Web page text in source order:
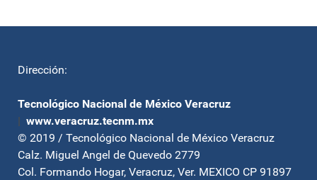
Dirección:
Tecnológico Nacional de México Veracruz
| www.veracruz.tecnm.mx
© 2019 / Tecnológico Nacional de México Veracruz
Calz. Miguel Angel de Quevedo 2779
Col. Formando Hogar, Veracruz, Ver. MEXICO CP 91897